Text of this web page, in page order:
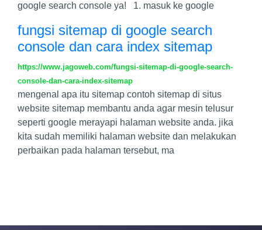
google search console ya! 1. masuk ke google
fungsi sitemap di google search
console dan cara index sitemap
https://www.jagoweb.com/fungsi-sitemap-di-google-search-
console-dan-cara-index-sitemap
mengenal apa itu sitemap contoh sitemap di situs
website sitemap membantu anda agar mesin telusur
seperti google merayapi halaman website anda. jika
kita sudah memiliki halaman website dan melakukan
perbaikan pada halaman tersebut, ma